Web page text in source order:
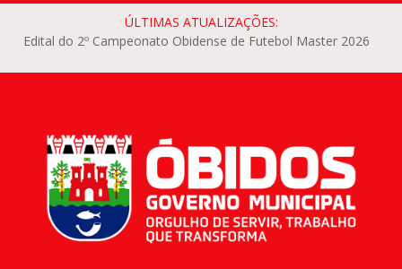
ÚLTIMAS ATUALIZAÇÕES:
Edital do 2º Campeonato Obidense de Futebol Master 2026